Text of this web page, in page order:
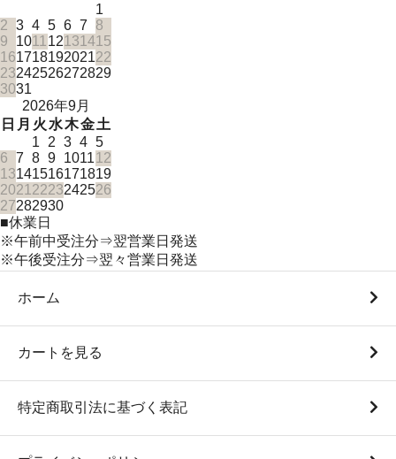
1
2 3 4 5 6 7
8
9
1011 12131415
16171819202122
23242526272829
3031
2026年9月
日 月 火 水木金土
1
2 3 4 5
6 7 8 9 101112
13141516171819
2021 2223242526
27282930
■休業日
※午前中受注分⇒翌営業日発送
※午後受注分⇒翌々営業日発送
ホーム
カートを見る
特定商取引法に基づく表記